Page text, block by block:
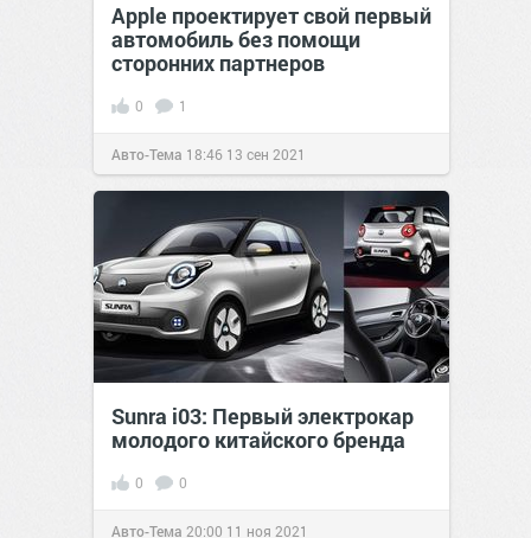
Apple проектирует свой первый
автомобиль без помощи
сторонних партнеров
0 1
Авто-Тема 18:46 13 сен 2021
Sunra i03: Первый электрокар
молодого китайского бренда
0 0
Авто-Тема 20:00 11 ноя 2021